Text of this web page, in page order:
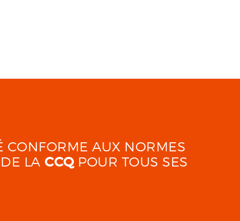
CONFORME AUX NORMES
LA CCQPOUR TOUS SES